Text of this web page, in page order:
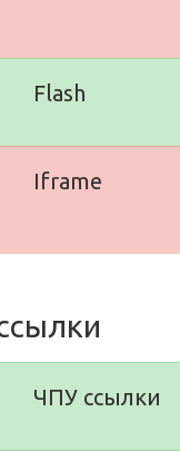
Flash
Iframe
ЧПУ ссылки